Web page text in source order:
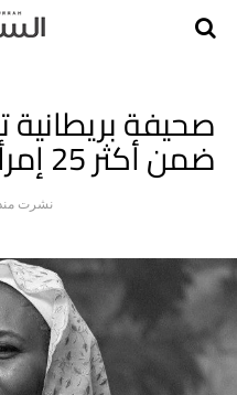
صحيفة بريطانية
ضمن أكثر 25 إمرأة تأثيراً في العالم
نشرت منذ 5